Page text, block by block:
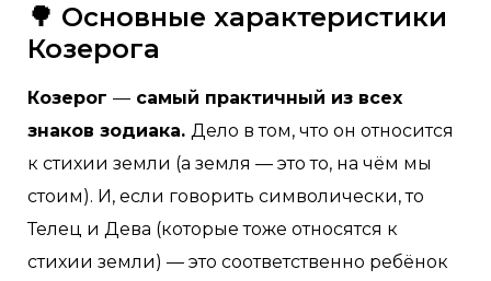
🌳 Основные характеристики
Козерога
Козерог — самый практичный из всех
знаков зодиака. Дело в том, что он относится
к стихии земли (а земля — это то, на чём мы
стоим). И, если говорить символически, то
Телец и Дева (которые тоже относятся к
стихии земли) — это соответственно ребёнок